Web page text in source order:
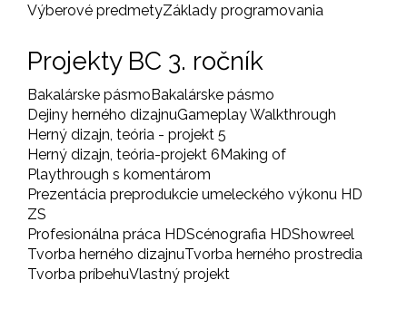
Výberové predmetyZáklady programovania
Projekty BC 3. ročník
Bakalárske pásmoBakalárske pásmo
Dejiny herného dizajnuGameplay Walkthrough
Herný dizajn, teória - projekt 5
Herný dizajn, teória-projekt 6Making of
Playthrough s komentárom
Prezentácia preprodukcie umeleckého výkonu HD
ZS
Profesionálna práca HDScénografia HDShowreel
Tvorba herného dizajnuTvorba herného prostredia
Tvorba príbehuVlastný projekt